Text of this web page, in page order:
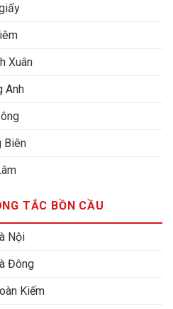
Xuân
Anh
Biên
TẮC BỒN CẦU
Nội
Đông
Kiếm